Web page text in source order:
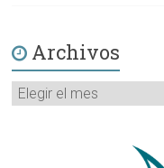
Archivos
Archivos